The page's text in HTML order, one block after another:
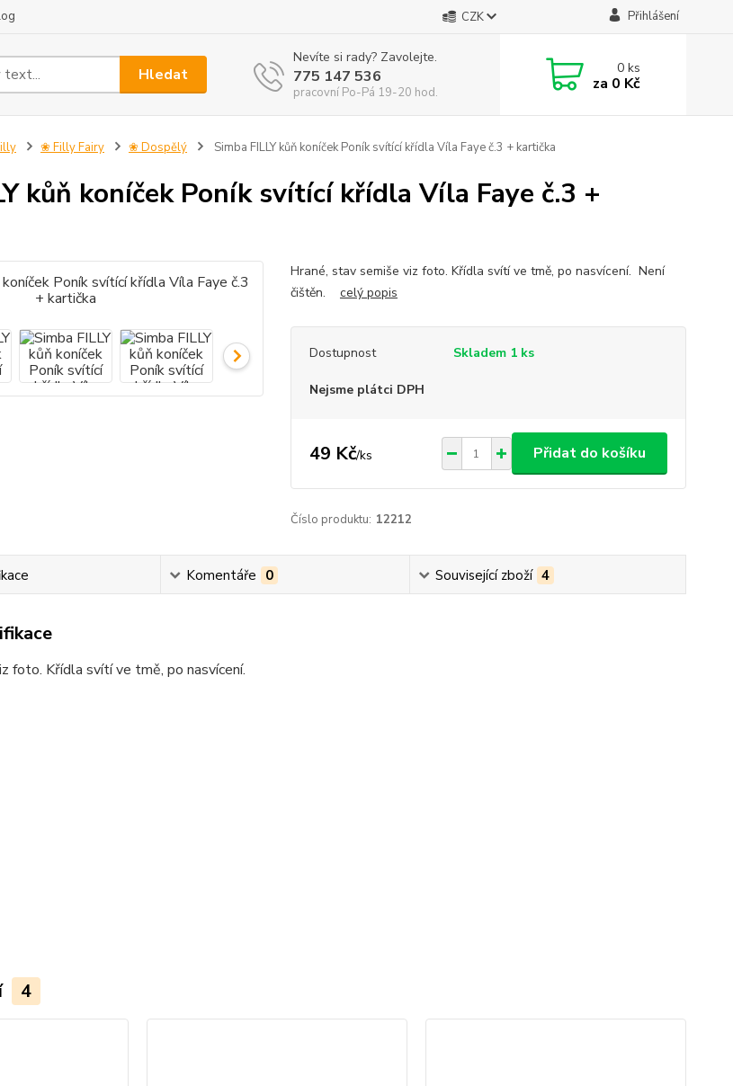
CZK Přihlášení
Hledat
Nevíte si rady? Zavolejte.
775 147 536
pracovní Po-Pá 19-20 hod.
0ks
za 0 Kč
❀ Filly Fairy ❀ Dospělý Simba FILLY kůň koníček Poník svítící křídla Víla Faye č.3 + kartička
kůň koníček Poník svítící křídla Víla Faye č.3 +
Hrané, stav semiše viz foto. Křídla svítí ve tmě, po nasvícení. Není
čištěn. celý popis
Dostupnost Skladem 1 ks
Nejsme plátci DPH
49 Kč/ks Přidat do košíku
Číslo produktu: 12212
Komentáře 0 Související zboží 4
foto. Křídla svítí ve tmě, po nasvícení.
4